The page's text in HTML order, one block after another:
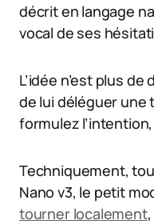
décrit en langage
vocal de ses
L’idée n’est plus
de lui déléguer une
formulez
Techniquement,
Nano v3, le petit
tourner localement